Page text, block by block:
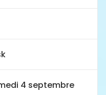
4 septembre